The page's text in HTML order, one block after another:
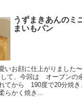
うずまきあんのミ
まいもパン
いお顔に仕上がりました
して、今回は オーブンの
てから 190度で20分焼き
らかく焼き...